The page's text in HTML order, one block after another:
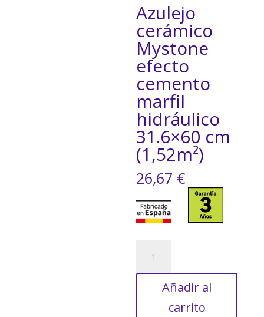
Azulejo
cerámico
Mystone
efecto
cemento
marfil
hidráulico
31.6×60 cm
(1,52m²)
26,67 €
cerámico
Mystone
Añadir al
carrito